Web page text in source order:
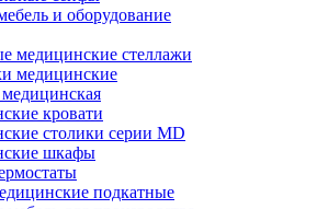
и оборудование
медицинские стеллажи
медицинские
кровати
столики серии MD
шкафы
подкатные